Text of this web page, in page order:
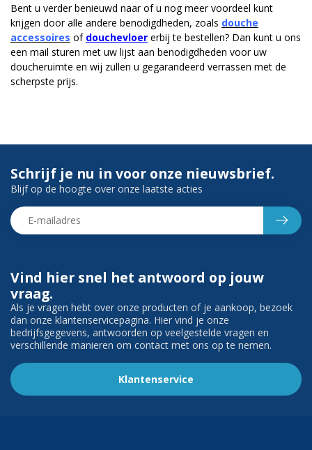
Bent u verder benieuwd naar of u nog meer voordeel kunt
krijgen door alle andere benodigdheden, zoals douche
accessoires of douchevloer erbij te bestellen? Dan kunt u ons
een mail sturen met uw lijst aan benodigdheden voor uw
doucheruimte en wij zullen u gegarandeerd verrassen met de
scherpste prijs.
Vind hier snel het antwoord op jouw
vraag.
Als je vragen hebt over onze producten of je aankoop, bezoek
dan onze klantenservicepagina. Hier vind je onze
bedrijfsgegevens, antwoorden op veelgestelde vragen en
verschillende manieren om contact met ons op te nemen.
Klantenservice
Schrijf je nu in voor onze nieuwsbrief.
Blijf op de hoogte over onze laatste acties